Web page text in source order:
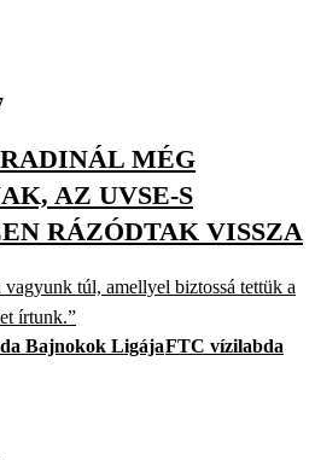
MÉG
AZ UVSE-S
RÁZÓDTAK VISSZA
túl, amellyel biztossá tettük a
írtunk.”
Bajnokok LigájaFTC vízilabda